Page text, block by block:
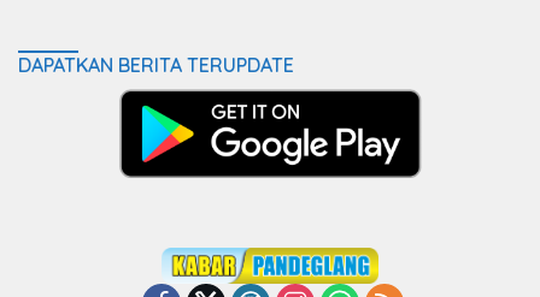
DAPATKAN BERITA TERUPDATE